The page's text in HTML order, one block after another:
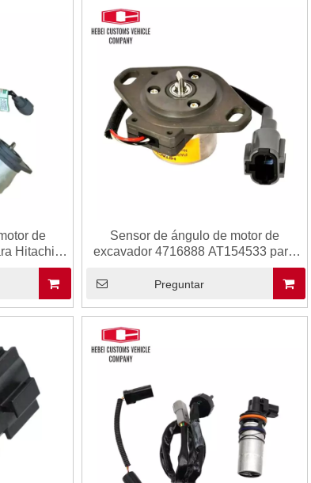
de
Hitachi
2 ZX120-3
del
Sensor de ángulo de motor de
excavador 4716888 AT154533 para
Hitachi ZX200 EX200 Piezas de
repuesto de excavadoras del
Preguntar